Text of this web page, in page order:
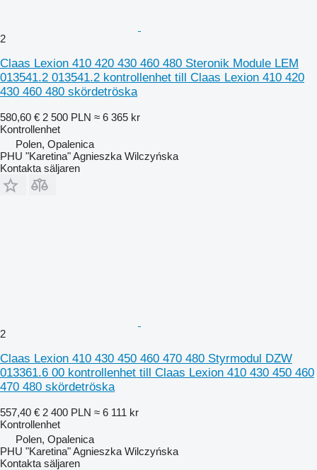
2
Claas Lexion 410 420 430 460 480 Steronik Module LEM
013541.2 013541.2 kontrollenhet till Claas Lexion 410 420
430 460 480 skördetröska
580,60 € 2 500 PLN ≈ 6 365 kr
Kontrollenhet
Polen, Opalenica
PHU "Karetina" Agnieszka Wilczyńska
Kontakta säljaren
2
Claas Lexion 410 430 450 460 470 480 Styrmodul DZW
013361.6 00 kontrollenhet till Claas Lexion 410 430 450 460
470 480 skördetröska
557,40 € 2 400 PLN ≈ 6 111 kr
Kontrollenhet
Polen, Opalenica
PHU "Karetina" Agnieszka Wilczyńska
Kontakta säljaren